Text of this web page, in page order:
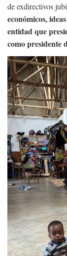
de exdirectivos
económicos,
entidad que
como presidente